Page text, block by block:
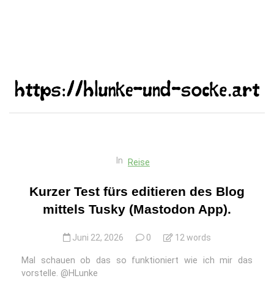
In Reise
Kurzer Test fürs editieren des Blog
mittels Tusky (Mastodon App).
Juni 22, 2026 0 12 words
Mal schauen ob das so funktioniert wie ich mir das
vorstelle. @HLunke